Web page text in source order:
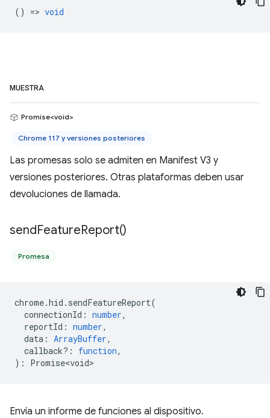
() => void
MUESTRA
Promise<void>
Chrome 117 y versiones posteriores
Las promesas solo se admiten en Manifest V3 y
versiones posteriores. Otras plataformas deben usar
devoluciones de llamada.
sendFeatureReport()
Promesa
chrome.hid . sendFeatureReport(
connectionId : number,
reportId : number,
data : ArrayBuffer,
callback? : function,
) : Promise<void>
Envía un informe de funciones al dispositivo.